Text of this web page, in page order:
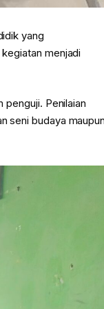
yang
menjadi
penguji. Penilaian
seni budaya